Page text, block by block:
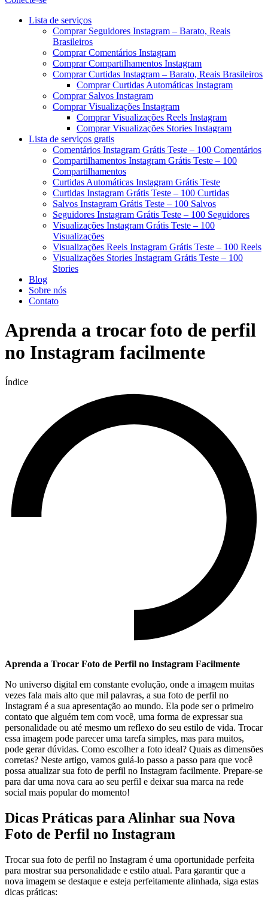
Menu
Lista de serviços
Comprar Seguidores Instagram – Barato, Reais
Brasileiros
Comprar Comentários Instagram
Comprar Compartilhamentos Instagram
Comprar Curtidas Instagram – Barato, Reais Brasileiros
Comprar Curtidas Automáticas Instagram
Comprar Salvos Instagram
Comprar Visualizações Instagram
Comprar Visualizações Reels Instagram
Comprar Visualizações Stories Instagram
Lista de serviços gratis
Comentários Instagram Grátis Teste – 100 Comentários
Compartilhamentos Instagram Grátis Teste – 100
Compartilhamentos
Curtidas Automáticas Instagram Grátis Teste
Curtidas Instagram Grátis Teste – 100 Curtidas
Salvos Instagram Grátis Teste – 100 Salvos
Seguidores Instagram Grátis Teste – 100 Seguidores
Visualizações Instagram Grátis Teste – 100
Visualizações
Visualizações Reels Instagram Grátis Teste – 100 Reels
Visualizações Stories Instagram Grátis Teste – 100
Stories
Blog
Sobre nós
Contato
Aprenda a trocar foto de perfil
no Instagram facilmente
Índice
Aprenda a Trocar ⁣Foto de⁢ Perfil‍ no Instagram Facilmente
No universo digital em constante ​evolução, onde a imagem muitas
vezes fala mais alto que mil palavras,⁢ a sua foto de ​perfil no
Instagram é ⁢a sua apresentação ao ⁢mundo. Ela ⁤pode‌ ser ‍o ‍primeiro
contato que ​alguém tem com você, uma forma de expressar⁢ sua
personalidade ou até mesmo um ⁣reflexo ‍do⁣ seu estilo de⁣ vida. Trocar
⁤essa imagem ​pode parecer uma tarefa simples, mas para muitos,
pode ⁢gerar‍ dúvidas. Como escolher a foto ideal? Quais as dimensões
⁣corretas?⁤ Neste artigo, vamos guiá-lo passo a passo para que⁢ você
possa atualizar sua foto de perfil no Instagram facilmente.‍ Prepare-se
para dar uma nova cara ao seu perfil e ⁣deixar sua marca na ⁢rede
social ⁤mais popular do momento!
Dicas Práticas ​para Alinhar sua Nova
Foto de‍ Perfil no Instagram
Trocar⁤ sua foto de perfil no Instagram é uma oportunidade perfeita
para mostrar sua personalidade e estilo atual. Para ​garantir que a
nova imagem se destaque e esteja perfeitamente alinhada, siga estas
dicas práticas: